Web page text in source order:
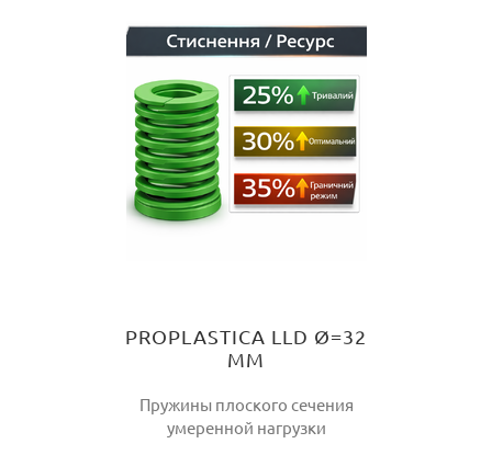
PROPLASTICA LLD Ø=32
ММ
Пружины плоского сечения
умеренной нагрузки